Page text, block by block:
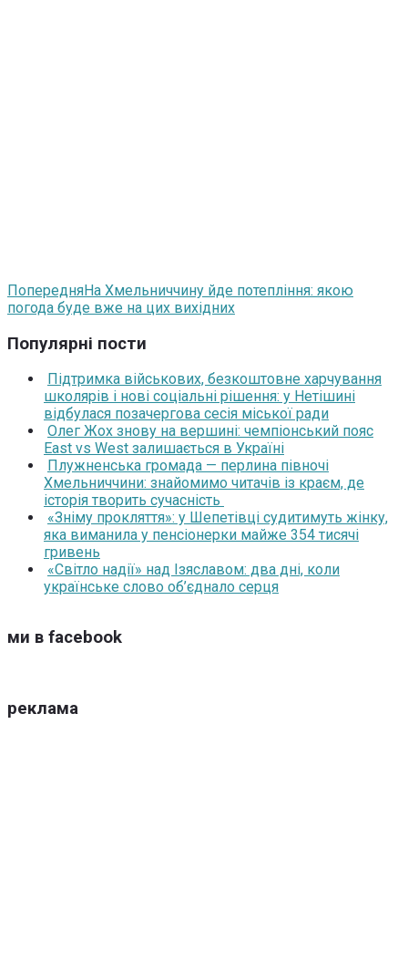
ПопередняНа Хмельниччину йде потепління: якою
погода буде вже на цих вихідних
Популярні пости
Підтримка військових, безкоштовне харчування
школярів і нові соціальні рішення: у Нетішині
відбулася позачергова сесія міської ради
Олег Жох знову на вершині: чемпіонський пояс
East vs West залишається в Україні
Плужненська громада — перлина півночі
Хмельниччини: знайомимо читачів із краєм, де
історія творить сучасність
«Зніму прокляття»: у Шепетівці судитимуть жінку,
яка виманила у пенсіонерки майже 354 тисячі
гривень
«Світло надії» над Ізяславом: два дні, коли
українське слово об’єднало серця
ми в facebook
реклама